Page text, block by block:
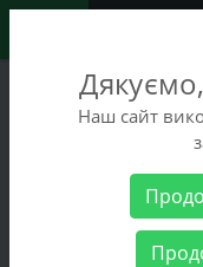
Женские товары
Наш сайт